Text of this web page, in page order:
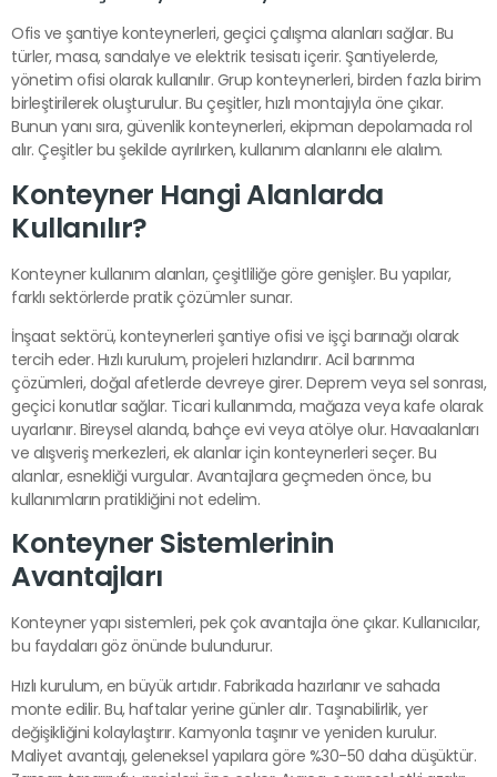
Ofis ve şantiye konteynerleri, geçici çalışma alanları sağlar. Bu
türler, masa, sandalye ve elektrik tesisatı içerir. Şantiyelerde,
yönetim ofisi olarak kullanılır. Grup konteynerleri, birden fazla birim
birleştirilerek oluşturulur. Bu çeşitler, hızlı montajıyla öne çıkar.
Bunun yanı sıra, güvenlik konteynerleri, ekipman depolamada rol
alır. Çeşitler bu şekilde ayrılırken, kullanım alanlarını ele alalım.
Konteyner Hangi Alanlarda
Kullanılır?
Konteyner kullanım alanları, çeşitliliğe göre genişler. Bu yapılar,
farklı sektörlerde pratik çözümler sunar.
İnşaat sektörü, konteynerleri şantiye ofisi ve işçi barınağı olarak
tercih eder. Hızlı kurulum, projeleri hızlandırır. Acil barınma
çözümleri, doğal afetlerde devreye girer. Deprem veya sel sonrası,
geçici konutlar sağlar. Ticari kullanımda, mağaza veya kafe olarak
uyarlanır. Bireysel alanda, bahçe evi veya atölye olur. Havaalanları
ve alışveriş merkezleri, ek alanlar için konteynerleri seçer. Bu
alanlar, esnekliği vurgular. Avantajlara geçmeden önce, bu
kullanımların pratikliğini not edelim.
Konteyner Sistemlerinin
Avantajları
Konteyner yapı sistemleri, pek çok avantajla öne çıkar. Kullanıcılar,
bu faydaları göz önünde bulundurur.
Hızlı kurulum, en büyük artıdır. Fabrikada hazırlanır ve sahada
monte edilir. Bu, haftalar yerine günler alır. Taşınabilirlik, yer
değişikliğini kolaylaştırır. Kamyonla taşınır ve yeniden kurulur.
Maliyet avantajı, geleneksel yapılara göre %30-50 daha düşüktür.